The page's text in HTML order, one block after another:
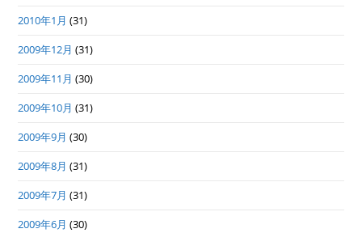
2010年1月 (31)
2009年12月 (31)
2009年11月 (30)
2009年10月 (31)
2009年9月 (30)
2009年8月 (31)
2009年7月 (31)
2009年6月 (30)